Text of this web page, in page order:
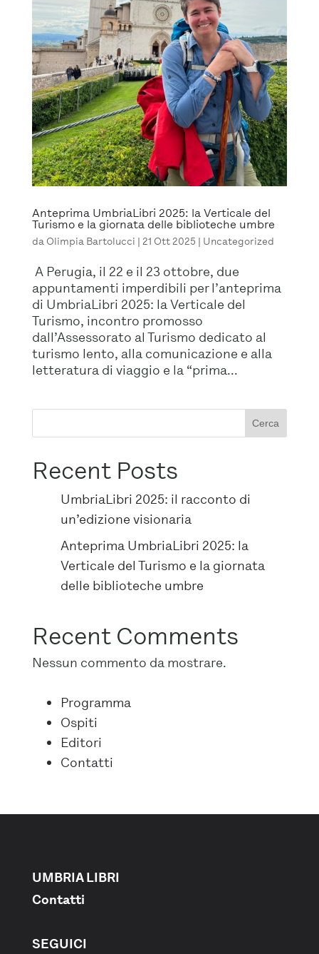
Anteprima UmbriaLibri 2025: la Verticale del
Turismo e la giornata delle biblioteche umbre
da Olimpia Bartolucci | 21 Ott 2025 | Uncategorized
A Perugia, il 22 e il 23 ottobre, due
appuntamenti imperdibili per l’anteprima
di UmbriaLibri 2025: la Verticale del
Turismo, incontro promosso
dall’Assessorato al Turismo dedicato al
turismo lento, alla comunicazione e alla
letteratura di viaggio e la “prima...
Cerca
Recent Posts
UmbriaLibri 2025: il racconto di
un’edizione visionaria
Anteprima UmbriaLibri 2025: la
Verticale del Turismo e la giornata
delle biblioteche umbre
Recent Comments
Nessun commento da mostrare.
Programma
Ospiti
Editori
Contatti
UMBRIA LIBRI
Contatti
SEGUICI